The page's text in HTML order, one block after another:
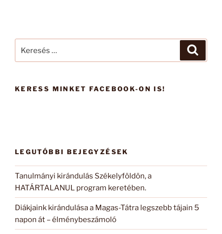
KERESS MINKET FACEBOOK-ON IS!
LEGUTÓBBI BEJEGYZÉSEK
Tanulmányi kirándulás Székelyföldön, a
HATÁRTALANUL program keretében.
Diákjaink kirándulása a Magas-Tátra legszebb tájain 5
napon át – élménybeszámoló